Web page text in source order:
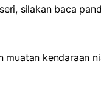
silakan baca
muatan kendaraan